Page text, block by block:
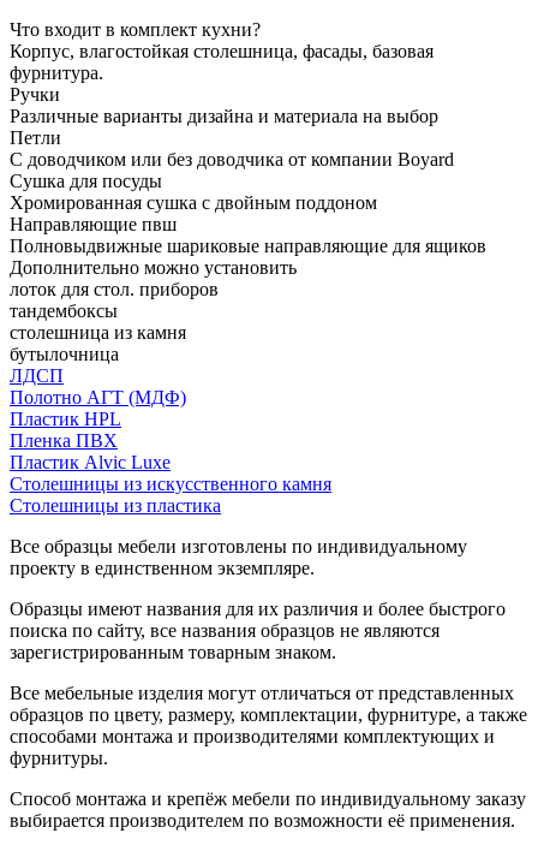
Что входит в комплект кухни?
Корпус, влагостойкая столешница, фасады, базовая
фурнитура.
Ручки
Различные варианты дизайна и материала на выбор
Петли
С доводчиком или без доводчика от компании Boyard
Сушка для посуды
Хромированная сушка с двойным поддоном
Направляющие пвш
Полновыдвижные шариковые направляющие для ящиков
Дополнительно можно установить
лоток для стол. приборов
тандембоксы
столешница из камня
бутылочница
ЛДСП
Полотно АГТ (МДФ)
Пластик HPL
Пленка ПВХ
Пластик Alvic Luxe
Столешницы из искусственного камня
Столешницы из пластика
Все образцы мебели изготовлены по индивидуальному
проекту в единственном экземпляре.
Образцы имеют названия для их различия и более быстрого
поиска по сайту, все названия образцов не являются
зарегистрированным товарным знаком.
Все мебельные изделия могут отличаться от представленных
образцов по цвету, размеру, комплектации, фурнитуре, а также
способами монтажа и производителями комплектующих и
фурнитуры.
Способ монтажа и крепёж мебели по индивидуальному заказу
выбирается производителем по возможности её применения.